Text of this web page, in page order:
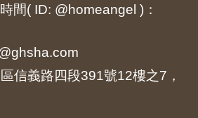
間( ID: @homeangel )：
信義路四段391號12樓之7，